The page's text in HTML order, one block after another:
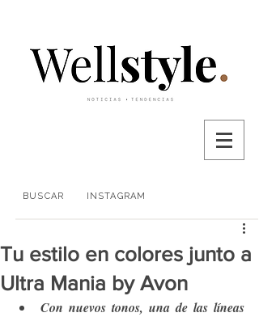
BUSCAR INSTAGRAM
Tu estilo en colores junto a
Ultra Mania by Avon
Con nuevos tonos, una de las líneas